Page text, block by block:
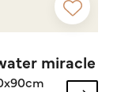
miracle